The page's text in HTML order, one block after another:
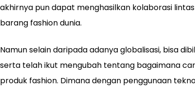
akhirnya pun dapat menghasilkan kolaborasi
barang fashion dunia.
Namun selain daripada adanya globalisasi, bisa
serta telah ikut mengubah tentang bagaimana
produk fashion. Dimana dengan penggunaan